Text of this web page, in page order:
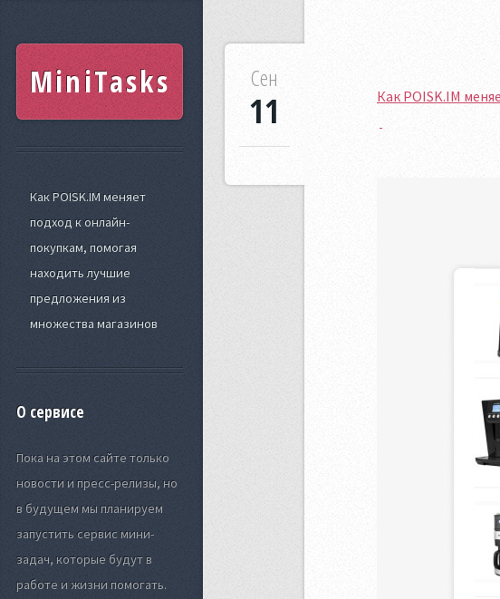
MiniTasks
Как POISK.IM меняет
подход к онлайн-
покупкам, помогая
находить лучшие
предложения из
множества магазинов
О сервисе
Пока на этом сайте только
новости и пресс-релизы, но
в будущем мы планируем
запустить сервис мини-
задач, которые будут в
работе и жизни помогать.
Как POISK.IM
Сен
11